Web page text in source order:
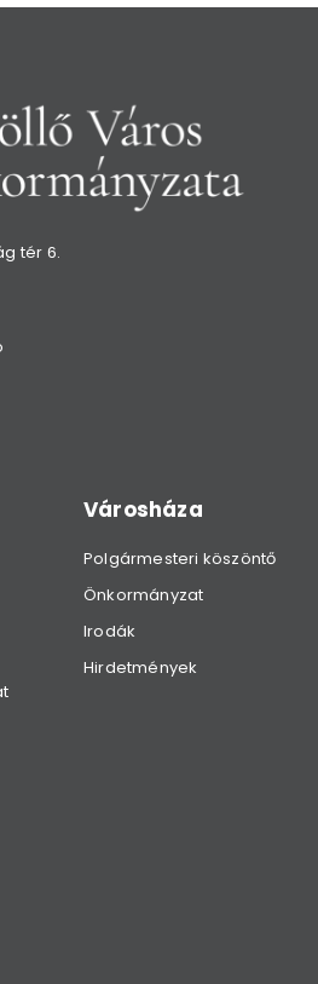
tér 6.
Városháza
Polgármesteri köszöntő
Önkormányzat
Irodák
Hirdetmények